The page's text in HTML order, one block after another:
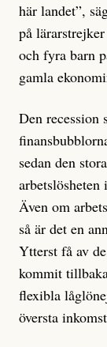
här landet”,
på
och fyra barn
gamla
Den recession
sedan den
arbetslösheten
Även om
så är det en
Ytterst få av
kommit
flexibla
översta